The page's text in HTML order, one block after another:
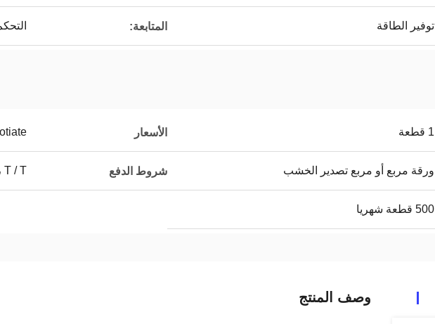
توفير الطاقة المتابعة:
1 قطعة الأسعار
ورقة مربع أو مربع تصدير الخشب شروط الدفع T / T ، التفاوض
500 قطعة شهريا
وصف المنتج